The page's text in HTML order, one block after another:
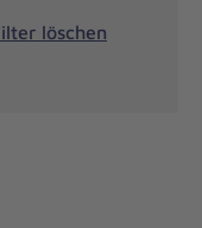
löschen